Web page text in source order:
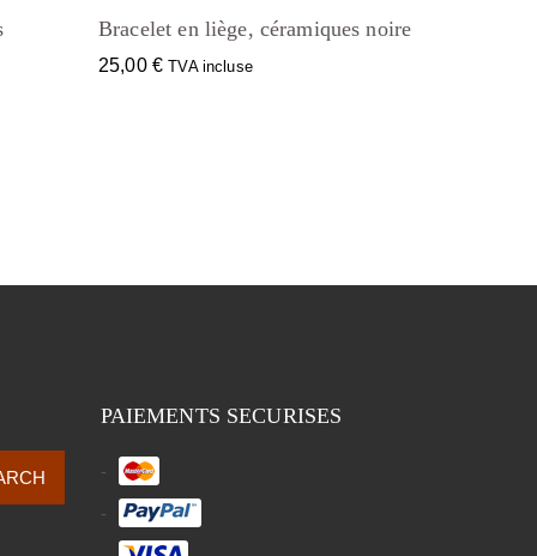
Bracelet en liège, céramiques noire
25,00 € TVA incluse
PAIEMENTS SECURISES